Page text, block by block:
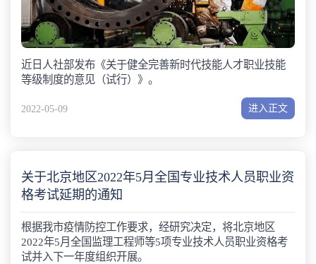
近日人社部发布《关于健全完善新时代技能人才职业技能
等级制度的意见（试行）》。
2022-05-09 进入正文
关于北京地区2022年5月全国专业技术人员职业资
格考试延期的通知
根据我市疫情防控工作要求，经研究决定，将北京地区
2022年5月全国监理工程师等5项专业技术人员职业资格考
试并入下一年度组织开展。